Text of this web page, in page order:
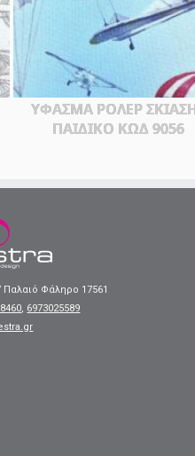
ΥΦΑΣΜΑ ΡΟΛΕΡ
ΠΑΙΔΙΚΟ ΚΩΔ 9056
Φάληρο 17561
, 6973025589